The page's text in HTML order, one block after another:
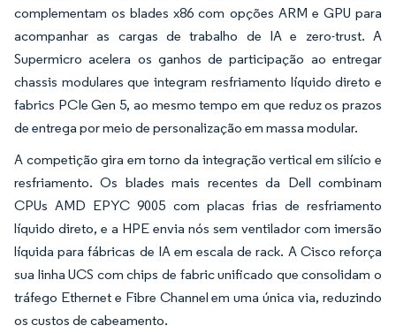
complementam os blades x86 com opções ARM e GPU para
acompanhar as cargas de trabalho de IA e zero-trust. A
Supermicro acelera os ganhos de participação ao entregar
chassis modulares que integram resfriamento líquido direto e
fabrics PCIe Gen 5, ao mesmo tempo em que reduz os prazos
de entrega por meio de personalização em massa modular.
A competição gira em torno da integração vertical em silício e
resfriamento. Os blades mais recentes da Dell combinam
CPUs AMD EPYC 9005 com placas frias de resfriamento
líquido direto, e a HPE envia nós sem ventilador com imersão
líquida para fábricas de IA em escala de rack. A Cisco reforça
sua linha UCS com chips de fabric unificado que consolidam o
tráfego Ethernet e Fibre Channel em uma única via, reduzindo
os custos de cabeamento.